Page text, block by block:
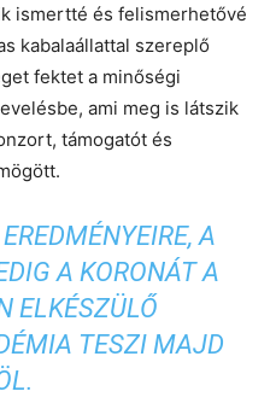
ismertté és felismerhetővé
kabalaállattal szereplő
fektet a minőségi
ami meg is látszik
támogatót és
A
A KORONÁT A
ELKÉSZÜLŐ
TESZI MAJD